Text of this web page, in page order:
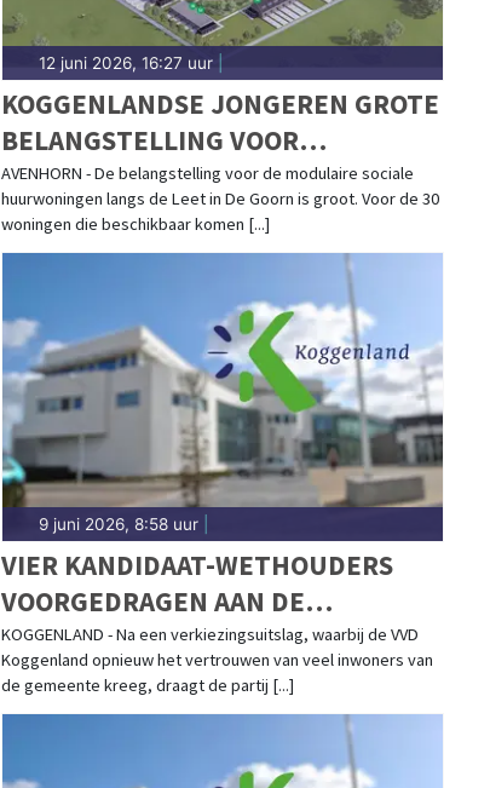
12 juni 2026, 16:27 uur|
KOGGENLANDSE JONGEREN GROTE
BELANGSTELLING VOOR
WONINGEN AVENHORN WEST
AVENHORN - De belangstelling voor de modulaire sociale
huurwoningen langs de Leet in De Goorn is groot. Voor de 30
woningen die beschikbaar komen [...]
9 juni 2026, 8:58 uur|
VIER KANDIDAAT-WETHOUDERS
VOORGEDRAGEN AAN DE
GEMEENTERAAD VAN KOGGENLAND
KOGGENLAND - Na een verkiezingsuitslag, waarbij de VVD
Koggenland opnieuw het vertrouwen van veel inwoners van
de gemeente kreeg, draagt de partij [...]